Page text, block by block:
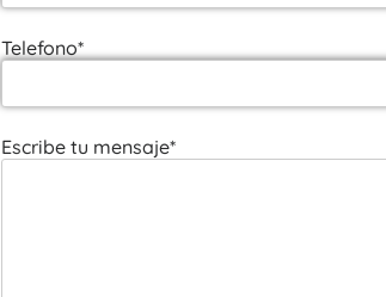
Telefono*
Escribe tu mensaje*